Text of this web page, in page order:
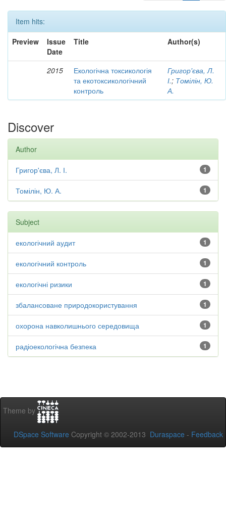
Item hits:
Preview
Issue
Date
Title Author(s)
2015
Екологічна токсикологія
та екотоксикологічний
контроль
Григор'єва, Л.
І.; Томілін, Ю.
А.
Discover
Author
1
Григор'єва, Л. І.
1
Томілін, Ю. А.
Subject
1
екологічний аудит
1
екологічний контроль
1
екологічні ризики
1
збалансоване природокористування
1
охорона навколишнього середовища
1
радіоекологічна безпека
Theme by
DSpace Software Copyright © 2002-2013 Duraspace - Feedback